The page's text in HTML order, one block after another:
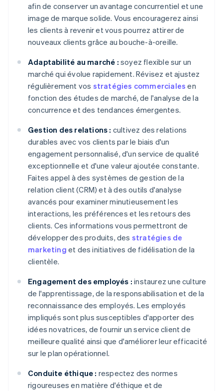
afin de conserver un avantage concurrentiel et une
image de marque solide. Vous encouragerez ainsi
les clients à revenir et vous pourrez attirer de
nouveaux clients grâce au bouche-à-oreille.
Adaptabilité au marché : soyez flexible sur un
marché qui évolue rapidement. Révisez et ajustez
régulièrement vos stratégies commerciales en
fonction des études de marché, de l'analyse de la
concurrence et des tendances émergentes.
Gestion des relations : cultivez des relations
durables avec vos clients par le biais d'un
engagement personnalisé, d'un service de qualité
exceptionnelle et d'une valeur ajoutée constante.
Faites appel à des systèmes de gestion de la
relation client (CRM) et à des outils d'analyse
avancés pour examiner minutieusement les
interactions, les préférences et les retours des
clients. Ces informations vous permettront de
développer des produits, des stratégies de
marketing et des initiatives de fidélisation de la
clientèle.
Engagement des employés : instaurez une culture
de l'apprentissage, de la responsabilisation et de la
reconnaissance des employés. Les employés
impliqués sont plus susceptibles d'apporter des
idées novatrices, de fournir un service client de
meilleure qualité ainsi que d'améliorer leur efficacité
sur le plan opérationnel.
Conduite éthique : respectez des normes
rigoureuses en matière d'éthique et de